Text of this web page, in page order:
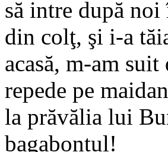
să intre după
din colţ, şi i-a
acasă, m-am
repede pe
la prăvălia lui
bagabontul!